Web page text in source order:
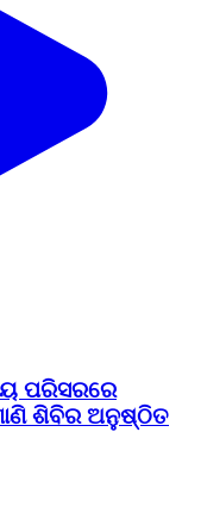
ପରିସରରେ
ଶିବିର ଅନୁଷ୍ଠିତ